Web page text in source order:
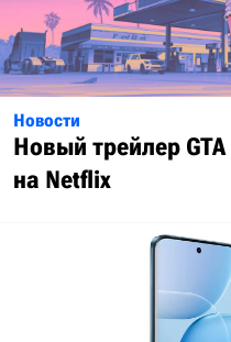
Новости
Новый трейлер
на Netflix